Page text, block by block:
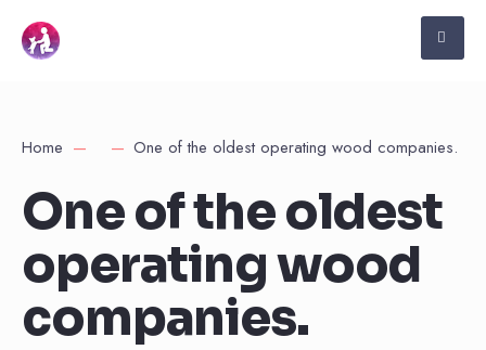
Home One of the oldest operating wood companies.
One of the oldest
operating wood
companies.